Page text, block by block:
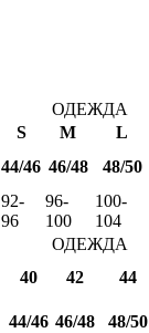
ОДЕЖДА
S M L
44/46 46/48 48/50
92-
96
96-
100
100-
104
ОДЕЖДА
40 42 44
44/46 46/48 48/50